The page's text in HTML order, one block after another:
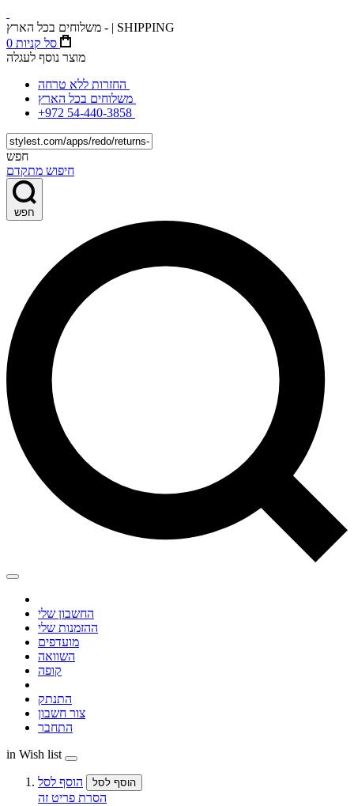
משלוחים בכל הארץ - | SHIPPING
0 סל קניות
מוצר נוסף לעגלה
+972 54-440-3858
חפש
חיפוש מתקדם
חפש
החשבון שלי
ההזמנות שלי
מועדפים
השוואה
קופה
התנתק
צור חשבון
התחבר
in Wish list
הוסף לסל הוסף לסל
הסרת פריט זה